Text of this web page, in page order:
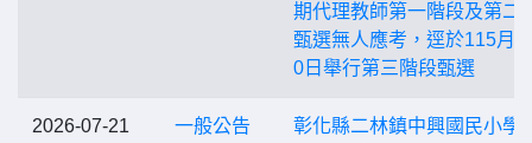
期代理教師第一階段及第二
甄選無人應考，逕於115月7
0日舉行第三階段甄選
2026-07-21 一般公告
彰化縣二林鎮中興國民小學